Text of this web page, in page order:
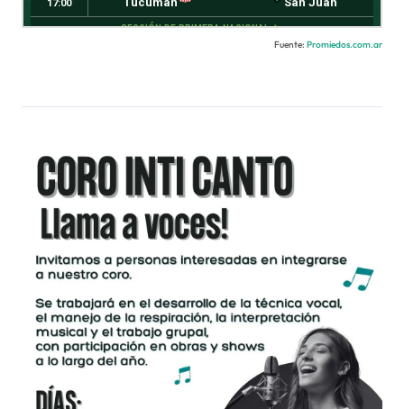
Fuente: Promiedos.com.ar